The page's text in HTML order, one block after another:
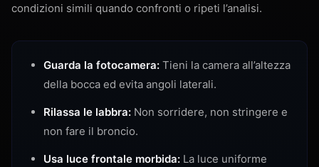
condizioni simili quando confronti o ripeti l’analisi.
Guarda la fotocamera: Tieni la camera all’altezza
della bocca ed evita angoli laterali.
Rilassa le labbra: Non sorridere, non stringere e
non fare il broncio.
Usa luce frontale morbida: La luce uniforme